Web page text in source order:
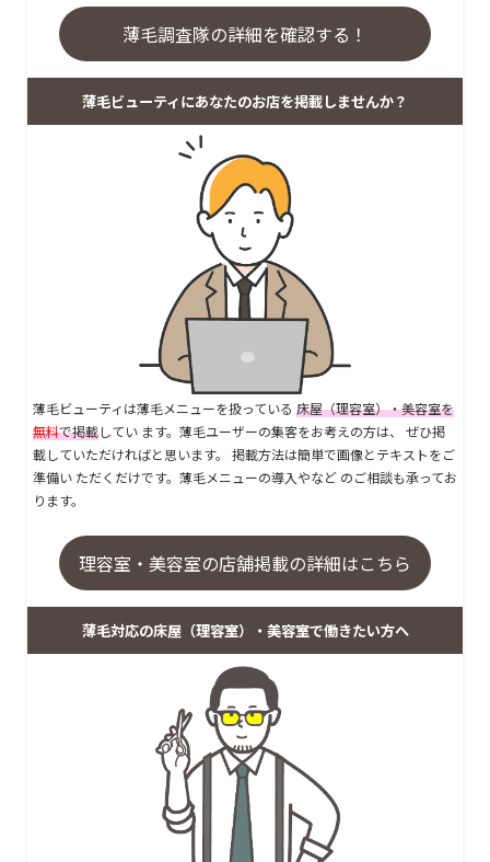
薄毛調査隊の詳細を確認する！
薄毛ビューティにあなたのお店を掲載しませんか？
薄毛ビューティは薄毛メニューを扱っている 床屋（理容室）・美容室を
無料で掲載してい ます。薄毛ユーザーの集客をお考えの方は、 ぜひ掲
載していただければと思います。 掲載方法は簡単で画像とテキストをご
準備い ただくだけです。薄毛メニューの導入やなど のご相談も承ってお
ります。
理容室・美容室の店舗掲載の詳細はこちら
薄毛対応の床屋（理容室）・美容室で働きたい方へ